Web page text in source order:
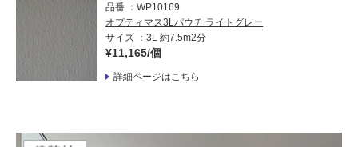
品番
WP10169
オプティマス3Lパウチ ライトグレー
サイズ
3L 約7.5m2分
¥11,165/個
詳細ページはこちら